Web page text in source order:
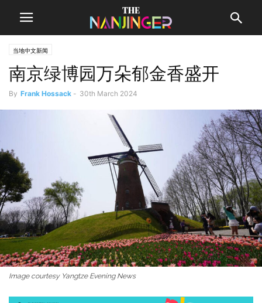
当地中文新闻
南京绿博园万朵郁金香盛开
By Frank Hossack - 30th March 2024
Image courtesy Yangtze Evening News